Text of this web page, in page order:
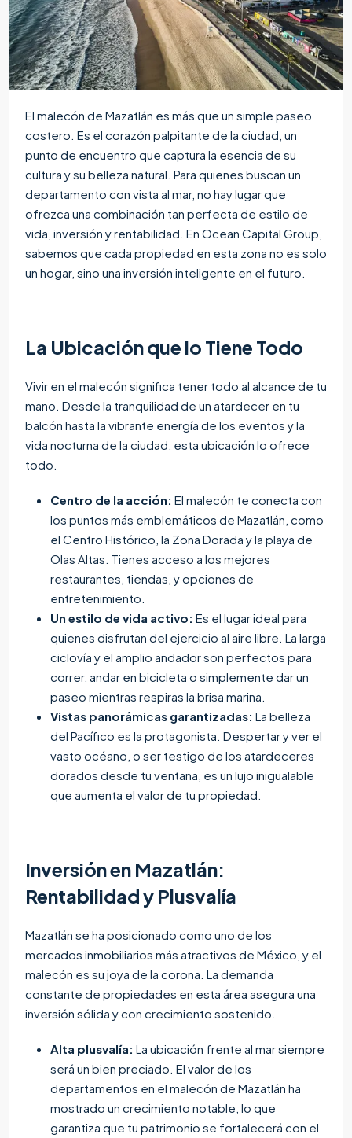
El malecón de Mazatlán es más que un simple paseo
costero. Es el corazón palpitante de la ciudad, un
punto de encuentro que captura la esencia de su
cultura y su belleza natural. Para quienes buscan un
departamento con vista al mar, no hay lugar que
ofrezca una combinación tan perfecta de estilo de
vida, inversión y rentabilidad. En Ocean Capital Group,
sabemos que cada propiedad en esta zona no es solo
un hogar, sino una inversión inteligente en el futuro.
La Ubicación que lo Tiene Todo
Vivir en el malecón significa tener todo al alcance de tu
mano. Desde la tranquilidad de un atardecer en tu
balcón hasta la vibrante energía de los eventos y la
vida nocturna de la ciudad, esta ubicación lo ofrece
todo.
Centro de la acción: El malecón te conecta con
los puntos más emblemáticos de Mazatlán, como
el Centro Histórico, la Zona Dorada y la playa de
Olas Altas. Tienes acceso a los mejores
restaurantes, tiendas, y opciones de
entretenimiento.
Un estilo de vida activo: Es el lugar ideal para
quienes disfrutan del ejercicio al aire libre. La larga
ciclovía y el amplio andador son perfectos para
correr, andar en bicicleta o simplemente dar un
paseo mientras respiras la brisa marina.
Vistas panorámicas garantizadas: La belleza
del Pacífico es la protagonista. Despertar y ver el
vasto océano, o ser testigo de los atardeceres
dorados desde tu ventana, es un lujo inigualable
que aumenta el valor de tu propiedad.
Inversión en Mazatlán:
Rentabilidad y Plusvalía
Mazatlán se ha posicionado como uno de los
mercados inmobiliarios más atractivos de México, y el
malecón es su joya de la corona. La demanda
constante de propiedades en esta área asegura una
inversión sólida y con crecimiento sostenido.
Alta plusvalía: La ubicación frente al mar siempre
será un bien preciado. El valor de los
departamentos en el malecón de Mazatlán ha
mostrado un crecimiento notable, lo que
garantiza que tu patrimonio se fortalecerá con el